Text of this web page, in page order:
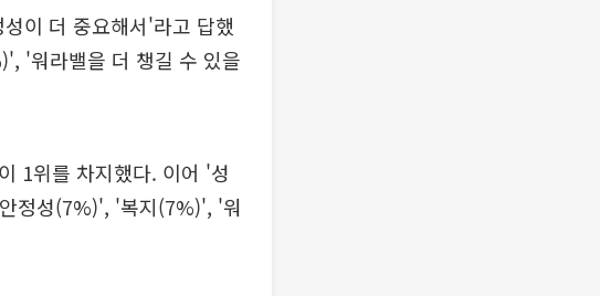
이 더 중요해서'라고 답했
'워라밸을 더 챙길 수 있을
1위를 차지했다. 이어 '성
정성(7%)', '복지(7%)', '워